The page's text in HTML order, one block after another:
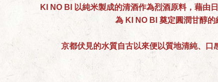
KI NO BI 以純米製成的清酒作為烈酒原料，藉由
為 KI NO BI 奠定圓潤甘醇的
京都伏見的水質自古以來便以質地清純、口